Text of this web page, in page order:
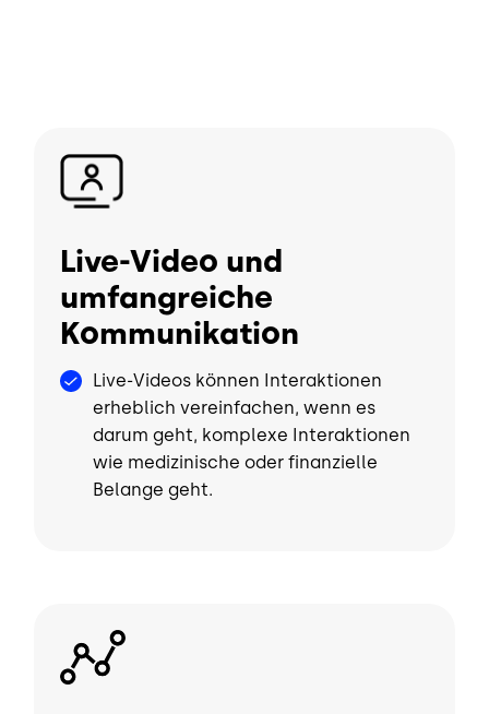
Bild
Live-Video und
umfangreiche
Kommunikation
Live-Videos können Interaktionen
erheblich vereinfachen, wenn es
darum geht, komplexe Interaktionen
wie medizinische oder finanzielle
Belange geht.
Bild